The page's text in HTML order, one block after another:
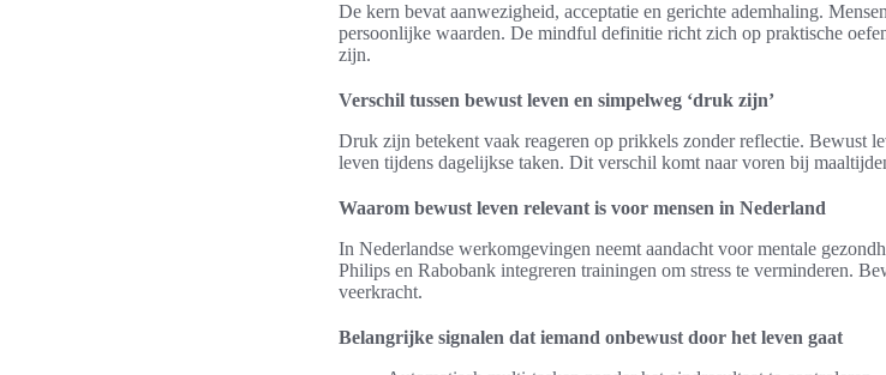
De kern bevat aanwezigheid, acceptatie en gerichte ademhaling.
persoonlijke waarden. De mindful definitie richt zich op praktische
zijn.
Verschil tussen bewust leven en simpelweg ‘druk zijn’
Druk zijn betekent vaak reageren op prikkels zonder reflectie. Bewust
leven tijdens dagelijkse taken. Dit verschil komt naar voren bij
Waarom bewust leven relevant is voor mensen in Nederland
In Nederlandse werkomgevingen neemt aandacht voor mentale
Philips en Rabobank integreren trainingen om stress te verminderen.
veerkracht.
Belangrijke signalen dat iemand onbewust door het leven gaat